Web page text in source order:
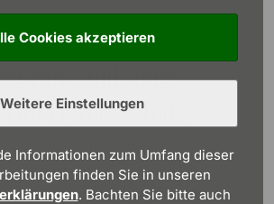
Cookies akzeptieren
Weitere Einstellungen
Informationen zum Umfang dieser
finden Sie in unseren
. Bachten Sie bitte auch
von Stadt oder
Die Unterschiede
Ob Sie nun ein Grundstück von
einer Gemeinde kaufen, das
ähnlich. In der Praxis gibt es jedoch